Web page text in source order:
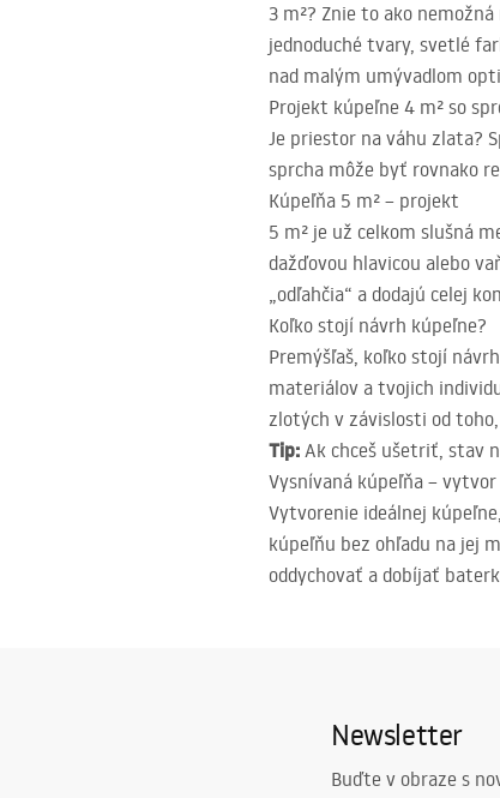
3 m²? Znie to ako
jednoduché tvary, svetlé
nad malým umývadlom
Projekt kúpeľne 4 m² so
Je priestor na váhu zlata?
sprcha môže byť rovnako
Kúpeľňa 5 m² – projekt
5 m² je už celkom slušná
dažďovou hlavicou alebo
„odľahčia“ a dodajú celej
Koľko stojí návrh kúpeľne?
Premýšľaš, koľko stojí
materiálov a tvojich
zlotých v závislosti od
Tip: Ak chceš ušetriť, stav
Vysnívaná kúpeľňa –
Vytvorenie ideálnej
kúpeľňu bez ohľadu na jej
oddychovať a dobíjať
Newsletter
Buďte v obraze s